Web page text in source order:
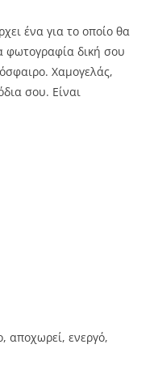
ένα για το οποίο θα
φωτογραφία δική σου
Χαμογελάς,
σου. Είναι
, αποχωρεί, ενεργό,